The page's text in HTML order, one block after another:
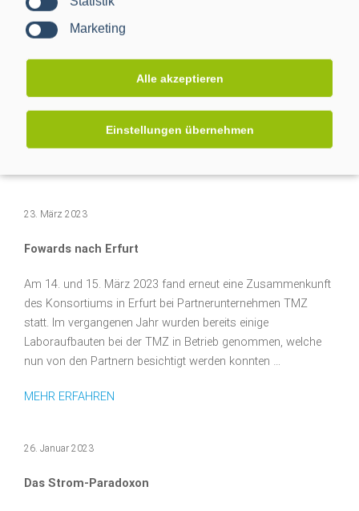
Marketing
Alle akzeptieren
Einstellungen übernehmen
Publikationen
23. März 2023
Fowards nach Erfurt
Am 14. und 15. März 2023 fand erneut eine Zusammenkunft
des Konsortiums in Erfurt bei Partnerunternehmen TMZ
statt. Im vergangenen Jahr wurden bereits einige
Laboraufbauten bei der TMZ in Betrieb genommen, welche
nun von den Partnern besichtigt werden konnten …
MEHR ERFAHREN
26. Januar 2023
Das Strom-Paradoxon